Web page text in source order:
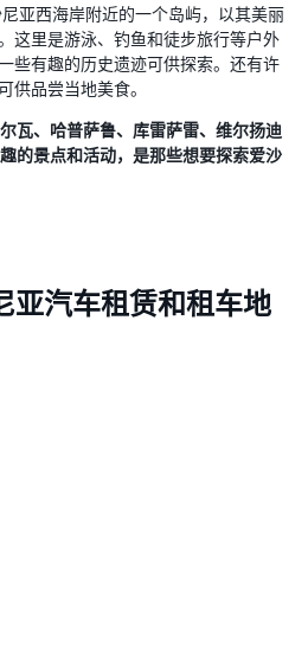
亚西海岸附近的一个岛屿，以其美丽
这里是游泳、钓鱼和徒步旅行等户外
些有趣的历史遗迹可供探索。还有许
供品尝当地美食。
瓦、哈普萨鲁、库雷萨雷、维尔扬迪
的景点和活动，是那些想要探索爱沙
亚汽车租赁和租车地